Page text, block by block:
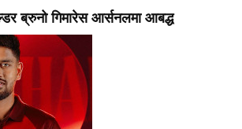
ब्रुनो गिमारेस आर्सनलमा आबद्ध